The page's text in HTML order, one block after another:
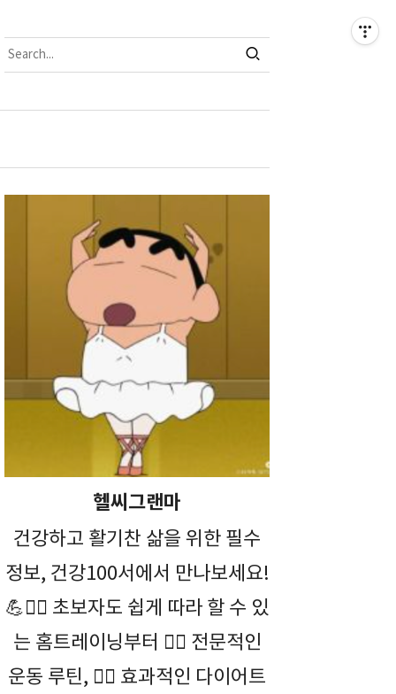
헬씨그랜마
건강하고 활기찬 삶을 위한 필수
정보, 건강100서에서 만나보세요!
💪🤸‍♀️ 초보자도 쉽게 따라 할 수 있
는 홈트레이닝부터 🏋️‍♀️ 전문적인
운동 루틴, 🏃‍♂️ 효과적인 다이어트